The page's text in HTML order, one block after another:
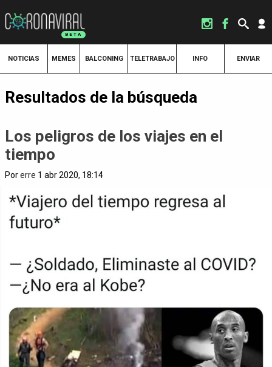
NOTICIAS MEMES BALCONING TELETRABAJO INFO ENVIAR
Resultados de la búsqueda
Los peligros de los viajes en el
tiempo
Porerre 1 abr 2020, 18:14